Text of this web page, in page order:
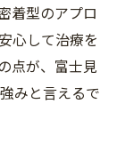
着型のアプロ
心して治療を
点が、富士見
みと言えるで